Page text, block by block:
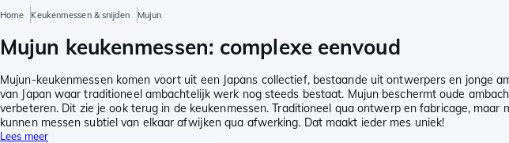
Home Keukenmessen & snijden Mujun
Mujun keukenmessen: complexe eenvoud
Mujun-keukenmessen komen voort uit een Japans collectief, bestaande uit ontwerpers en jonge
van Japan waar traditioneel ambachtelijk werk nog steeds bestaat. Mujun beschermt oude
verbeteren. Dit zie je ook terug in de keukenmessen. Traditioneel qua ontwerp en fabricage,
kunnen messen subtiel van elkaar afwijken qua afwerking. Dat maakt ieder mes uniek!
Lees meer